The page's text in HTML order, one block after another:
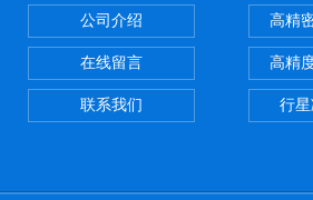
公司介绍
在线留言
联系我们
高精
高精
行